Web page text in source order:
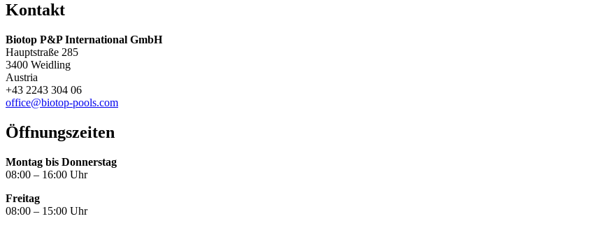
Kontakt
Biotop P&P International GmbH
Hauptstraße 285
3400 Weidling
Austria
+43 2243 304 06
office@biotop-pools.com
Öffnungszeiten
Montag bis Donnerstag
08:00 – 16:00 Uhr
Freitag
08:00 – 15:00 Uhr